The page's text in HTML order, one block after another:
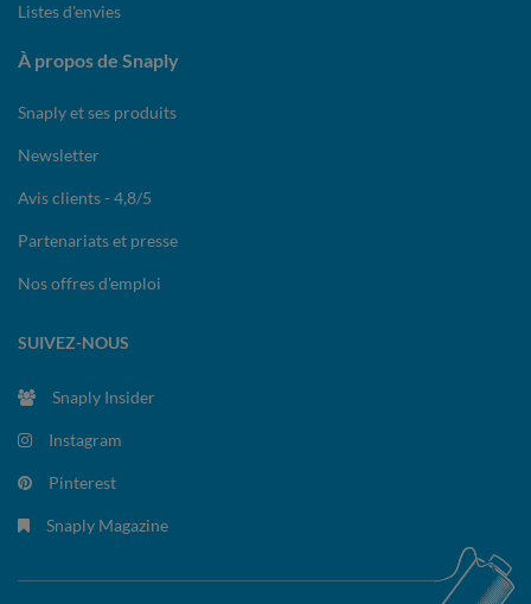
Listes d'envies
À propos de Snaply
Snaply et ses produits
Newsletter
Avis clients - 4,8/5
Partenariats et presse
Nos offres d'emploi
SUIVEZ-NOUS
Snaply Insider
Instagram
Pinterest
Snaply Magazine